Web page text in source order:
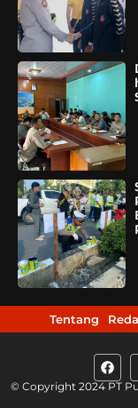
Tentang
© Copyright 2024 PT